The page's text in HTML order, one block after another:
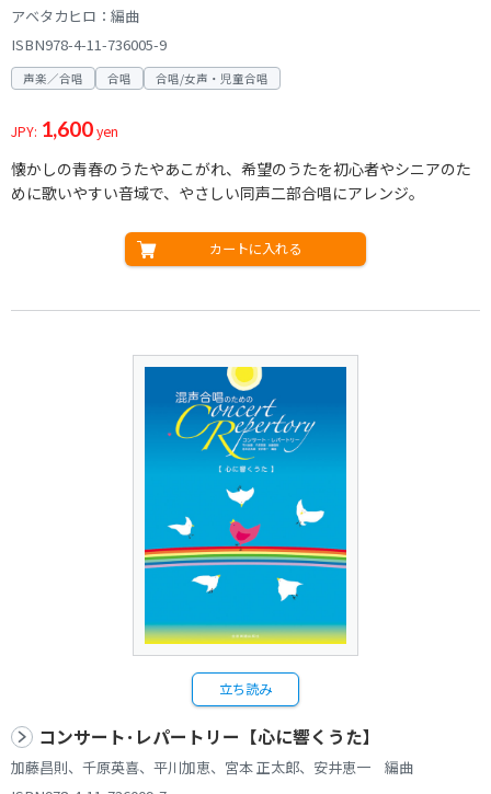
アベタカヒロ：編曲
ISBN978-4-11-736005-9
声楽／合唱 合唱 合唱/女声・児童合唱
JPY: 1,600yen
懐かしの青春のうたやあこがれ、希望のうたを初心者やシニアのた
めに歌いやすい音域で、やさしい同声二部合唱にアレンジ。
カートに入れる
立ち読み
コンサート･レパートリー【心に響くうた】
加藤昌則、千原英喜、平川加恵、宮本 正太郎、安井恵一 編曲